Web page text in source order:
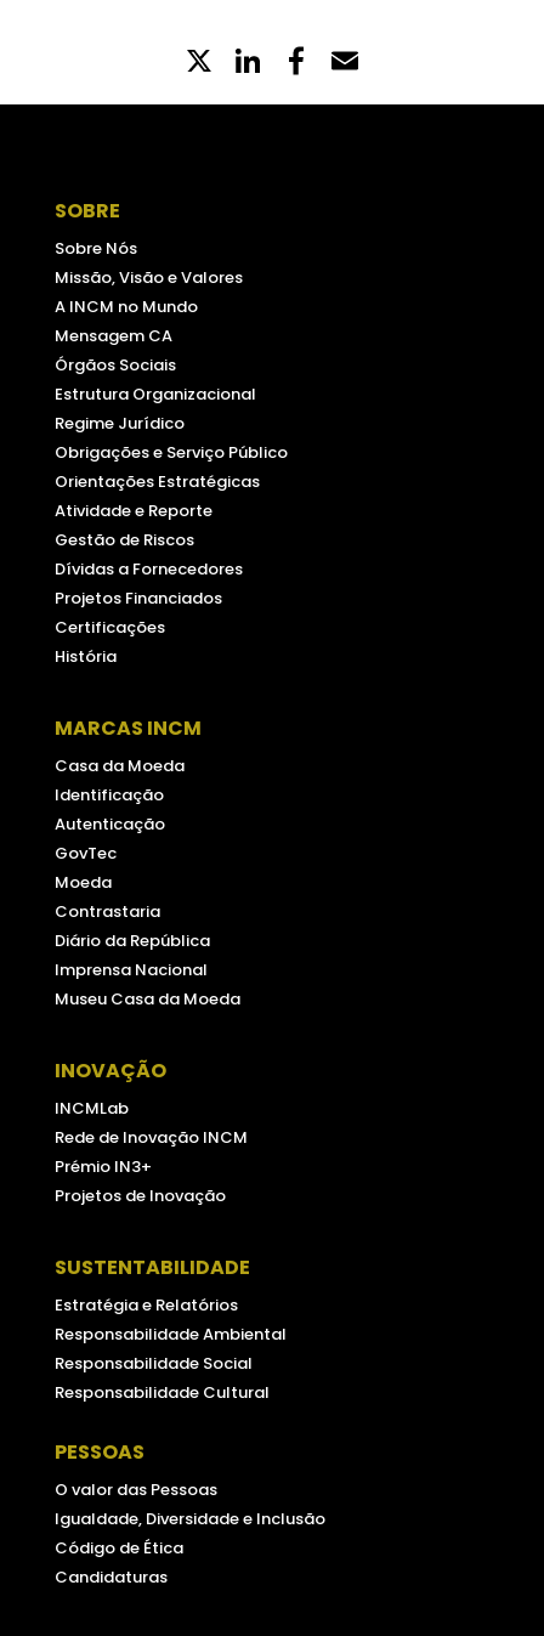
X LinkedIn
Partilhe
no
SOBRE
Sobre Nós
Missão, Visão e Valores
A INCM no Mundo
Mensagem CA
Órgãos Sociais
Estrutura Organizacional
Regime Jurídico
Obrigações e Serviço Público
Orientações Estratégicas
Atividade e Reporte
Gestão de Riscos
Dívidas a Fornecedores
Projetos Financiados
Certificações
História
MARCAS INCM
Casa da Moeda
Identificação
Autenticação
GovTec
Moeda
Contrastaria
Diário da República
Imprensa Nacional
Museu Casa da Moeda
INOVAÇÃO
INCMLab
Rede de Inovação INCM
Prémio IN3+
Projetos de Inovação
SUSTENTABILIDADE
Estratégia e Relatórios
Responsabilidade Ambiental
Responsabilidade Social
Responsabilidade Cultural
PESSOAS
O valor das Pessoas
Igualdade, Diversidade e Inclusão
Código de Ética
Candidaturas